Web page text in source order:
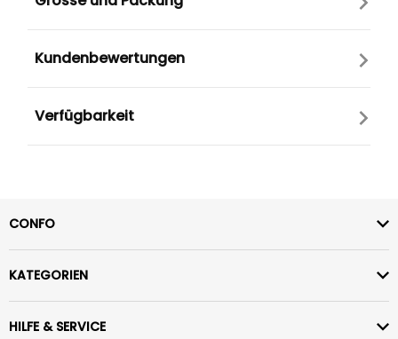
Kundenbewertungen
Verfügbarkeit
CONFO
KATEGORIEN
HILFE & SERVICE